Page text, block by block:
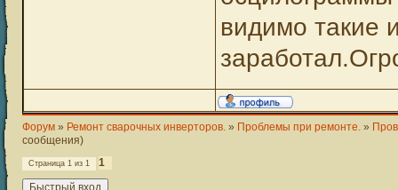
видимо такие
Форум » Ремонт сварочных инверторов. » Проблемы при ремонте. »
сообщения)
Страница 1 из 1 1